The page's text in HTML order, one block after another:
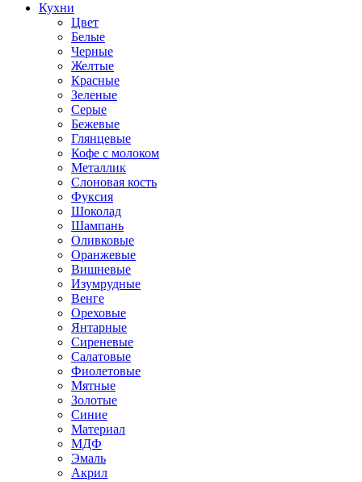
Кухни
Цвет
Белые
Черные
Желтые
Красные
Зеленые
Серые
Бежевые
Глянцевые
Кофе с молоком
Металлик
Слоновая кость
Фуксия
Шоколад
Шампань
Оливковые
Оранжевые
Вишневые
Изумрудные
Венге
Ореховые
Янтарные
Сиреневые
Салатовые
Фиолетовые
Мятные
Золотые
Синие
Материал
МДФ
Эмаль
Акрил